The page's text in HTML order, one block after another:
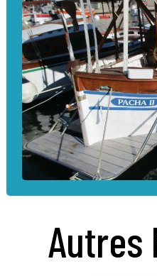
Autres